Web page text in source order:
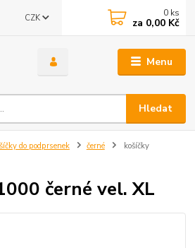
Menu
CZK
Hledat
0 ks
za 0,00 Kč
do podprsenek černé
košíčky
černé vel. XL